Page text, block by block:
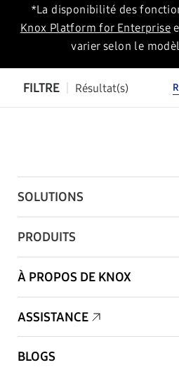
*La disponibilité des
Knox Platform for Enterprise
varier selon le
FILTRE Résultat(s)
SOLUTIONS
PRODUITS
À PROPOS DE KNOX
ASSISTANCE
BLOGS